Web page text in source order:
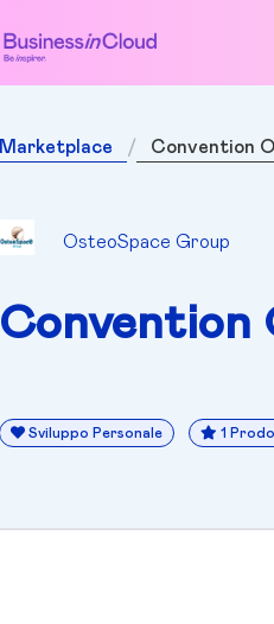
Marketplace Convention
OsteoSpace Group
Convention
Sviluppo Personale 1